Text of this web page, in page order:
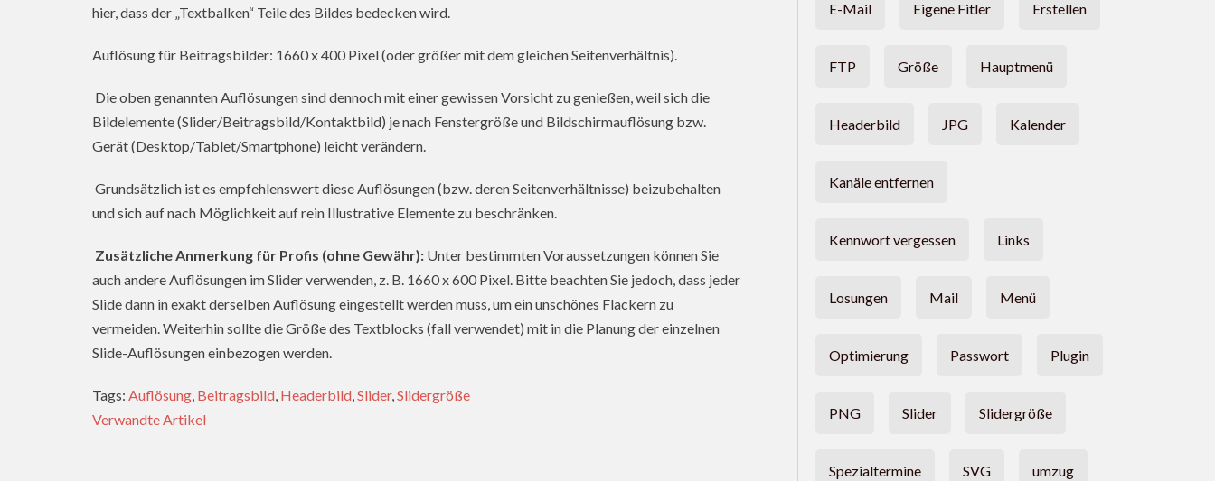
hier, dass der „Textbalken“ Teile des Bildes bedecken wird.
Auflösung für Beitragsbilder: 1660 x 400 Pixel (oder größer mit dem gleichen Seitenverhältnis).
Die oben genannten Auflösungen sind dennoch mit einer gewissen Vorsicht zu genießen, weil sich die
Bildelemente (Slider/Beitragsbild/Kontaktbild) je nach Fenstergröße und Bildschirmauflösung bzw.
Gerät (Desktop/Tablet/Smartphone) leicht verändern.
Grundsätzlich ist es empfehlenswert diese Auflösungen (bzw. deren Seitenverhältnisse) beizubehalten
und sich auf nach Möglichkeit auf rein Illustrative Elemente zu beschränken.
Zusätzliche Anmerkung für Profis (ohne Gewähr): Unter bestimmten Voraussetzungen können Sie
auch andere Auflösungen im Slider verwenden, z. B. 1660 x 600 Pixel. Bitte beachten Sie jedoch, dass jeder
Slide dann in exakt derselben Auflösung eingestellt werden muss, um ein unschönes Flackern zu
vermeiden. Weiterhin sollte die Größe des Textblocks (fall verwendet) mit in die Planung der einzelnen
Slide-Auflösungen einbezogen werden.
Tags: Auflösung, Beitragsbild, Headerbild,Slider,Slidergröße
Verwandte Artikel
E-Mail Eigene Fitler Erstellen
FTP Größe Hauptmenü
Headerbild JPG Kalender
Kanäle entfernen
Kennwort vergessen Links
Losungen Mail Menü
Optimierung Passwort Plugin
PNG Slider Slidergröße
Spezialtermine SVG umzug